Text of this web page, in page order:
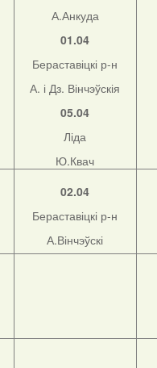
А.Анкуда
01.04
Бераставіцкі р-н
А. і Дз. Вінчэўскія
05.04
Ліда
Ю.Квач
02.04
Бераставіцкі р-н
А.Вінчэўскі